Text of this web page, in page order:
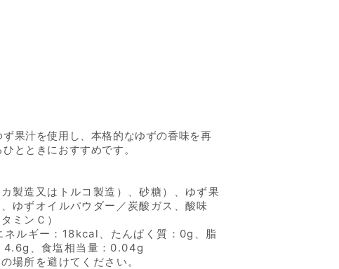
果汁を使用し、本格的なゆずの香味を再
とときにおすすめです。
製造又はトルコ製造）、砂糖）、ゆず果
ゆずオイルパウダー／炭酸ガス、酸味
ミンＣ）
ネルギー：18kcal、たんぱく質：0g、脂
4.6g、食塩相当量：0.04g
場所を避けてください。